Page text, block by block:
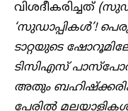
വിശദീകരിച്ചത്
‘സുഡാപ്പികൾ’!
ടാറ്റയുടെ
ടിസിഎസ്
അതും
പേരിൽ